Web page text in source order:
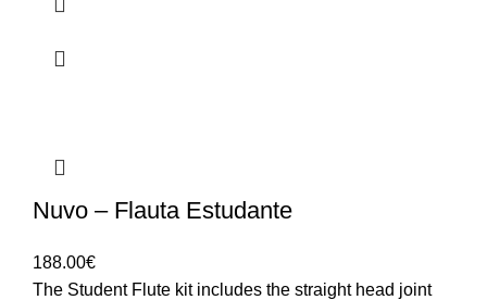
Nuvo – Flauta Estudante
188.00€
The Student Flute kit includes the straight head joint